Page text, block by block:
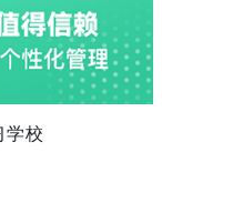
学校